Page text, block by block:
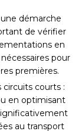
démarche
de vérifier
en
pour
premières.
circuits courts :
en optimisant
au transport